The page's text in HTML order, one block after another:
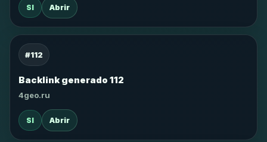
SI Abrir
#112
Backlink generado 112
4geo.ru
SI Abrir